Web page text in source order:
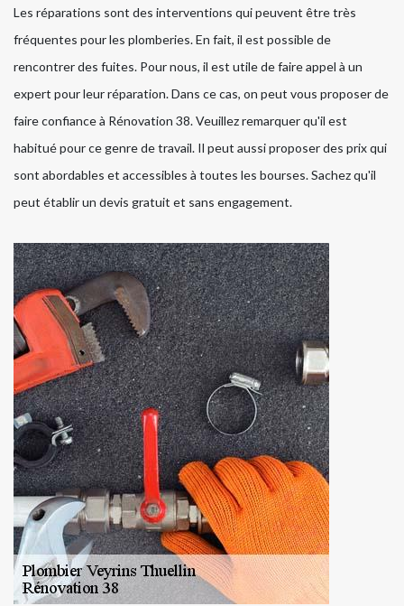
Les réparations sont des interventions qui peuvent être très
fréquentes pour les plomberies. En fait, il est possible de
rencontrer des fuites. Pour nous, il est utile de faire appel à un
expert pour leur réparation. Dans ce cas, on peut vous proposer de
faire confiance à Rénovation 38. Veuillez remarquer qu'il est
habitué pour ce genre de travail. Il peut aussi proposer des prix qui
sont abordables et accessibles à toutes les bourses. Sachez qu'il
peut établir un devis gratuit et sans engagement.